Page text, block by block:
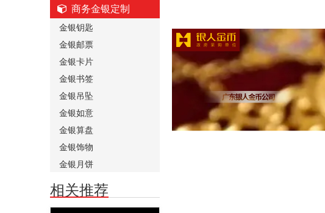
商务金银定制
金银钥匙
金银邮票
金银卡片
金银书签
金银吊坠
金银如意
金银算盘
金银饰物
金银月饼
相关推荐